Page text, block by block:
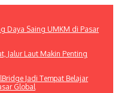
Daya Saing UMKM di Pasar
Jalur Laut Makin Penting
Jadi Tempat Belajar
Global